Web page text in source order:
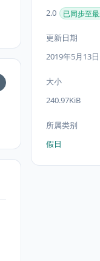
2.0
已同步至
更新日期
2019年5月13日
大小
240.97KiB
所属类别
假日